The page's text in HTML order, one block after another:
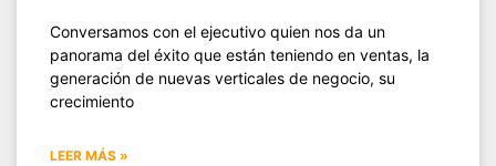
Conversamos con el ejecutivo quien nos da un
panorama del éxito que están teniendo en ventas, la
generación de nuevas verticales de negocio, su
crecimiento
LEER MÁS »